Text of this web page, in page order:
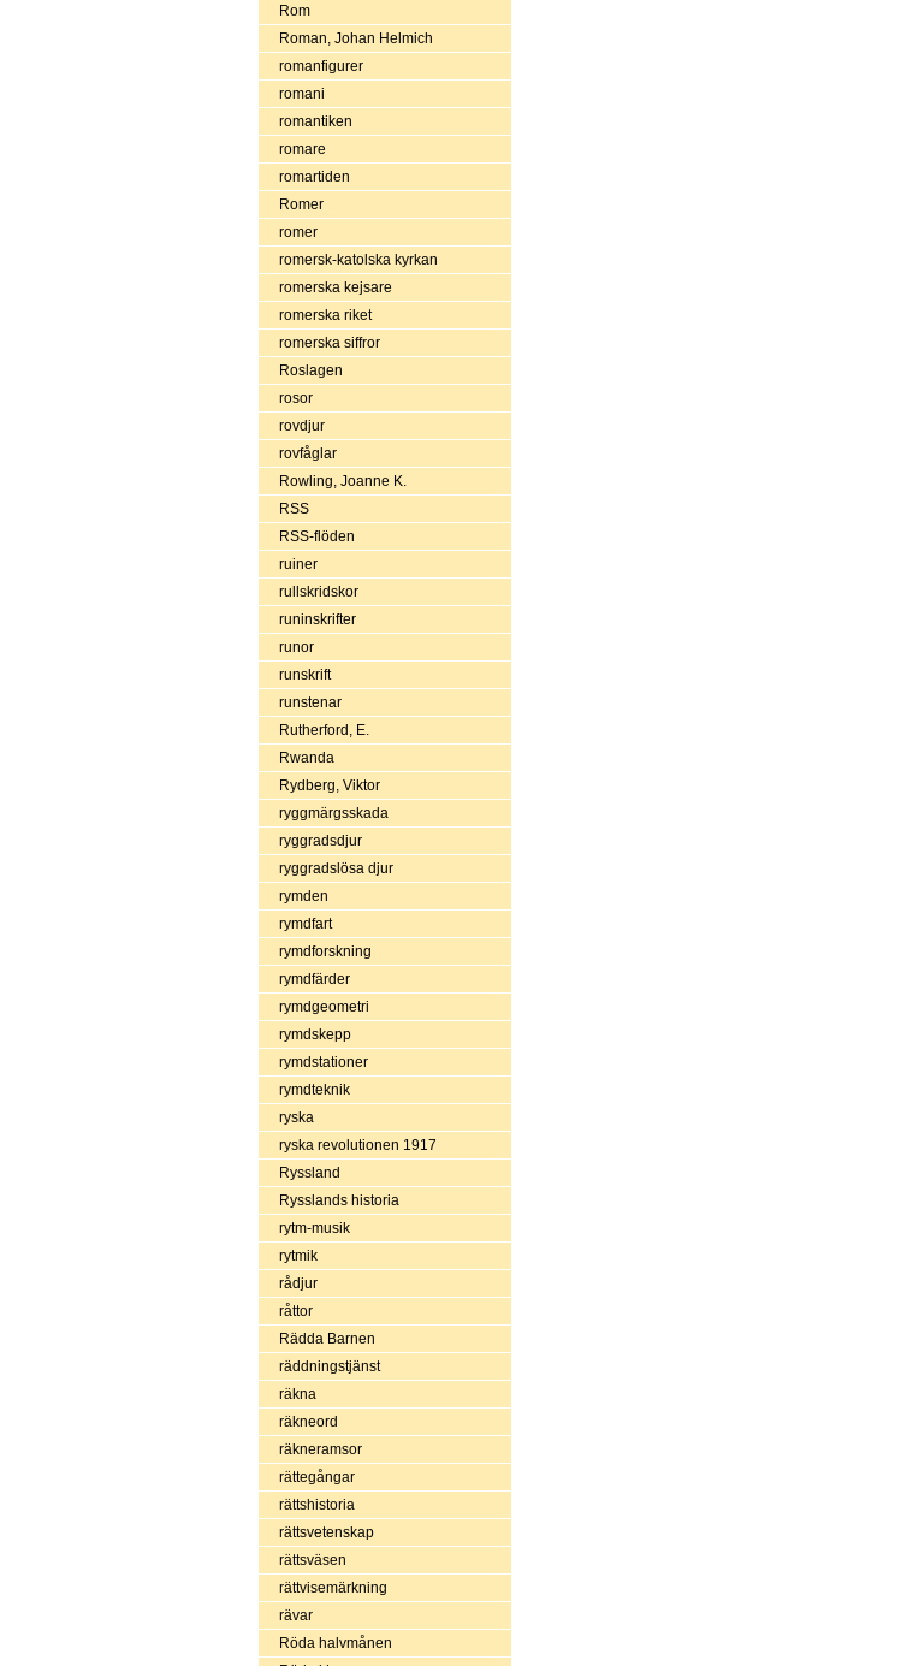
Rom
Roman, Johan Helmich
romanfigurer
romani
romantiken
romare
romartiden
Romer
romer
romersk-katolska kyrkan
romerska kejsare
romerska riket
romerska siffror
Roslagen
rosor
rovdjur
rovfåglar
Rowling, Joanne K.
RSS
RSS-flöden
ruiner
rullskridskor
runinskrifter
runor
runskrift
runstenar
Rutherford, E.
Rwanda
Rydberg, Viktor
ryggmärgsskada
ryggradsdjur
ryggradslösa djur
rymden
rymdfart
rymdforskning
rymdfärder
rymdgeometri
rymdskepp
rymdstationer
rymdteknik
ryska
ryska revolutionen 1917
Ryssland
Rysslands historia
rytm-musik
rytmik
rådjur
råttor
Rädda Barnen
räddningstjänst
räkna
räkneord
räkneramsor
rättegångar
rättshistoria
rättsvetenskap
rättsväsen
rättvisemärkning
rävar
Röda halvmånen